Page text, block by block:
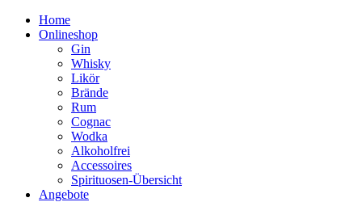
Home
Onlineshop
Gin
Whisky
Likör
Brände
Rum
Cognac
Wodka
Alkoholfrei
Accessoires
Spirituosen-Übersicht
Angebote